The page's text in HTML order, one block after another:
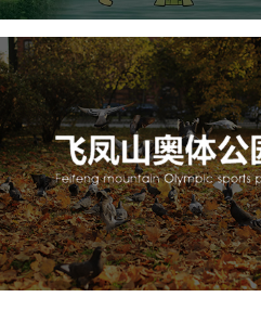
飞凤山奥体
旅游休闲 公园 AI人工智能
智慧体育公园
智能步道
智能
AR太极
智能体测